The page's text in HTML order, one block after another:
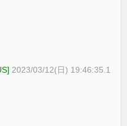
2023/03/12(日) 19:46:35.1